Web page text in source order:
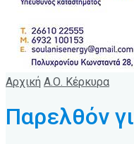
Αρχική Α.Ο. Κέρκυρα
Παρελθόν